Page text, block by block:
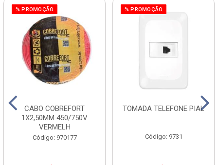
% PROMOÇÃO
CABO COBREFORT
1X2,50MM 450/750V
VERMELH
Código: 970177
% PROMOÇÃO
TOMADA TELEFONE PIAL
Código: 9731